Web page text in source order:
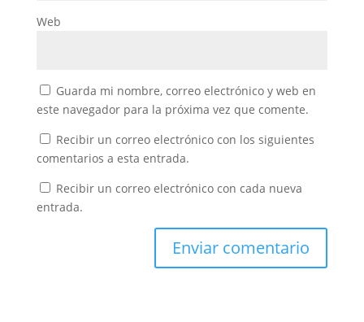
Web
Guarda mi nombre, correo electrónico y web en
este navegador para la próxima vez que comente.
Recibir un correo electrónico con los siguientes
comentarios a esta entrada.
Recibir un correo electrónico con cada nueva
entrada.